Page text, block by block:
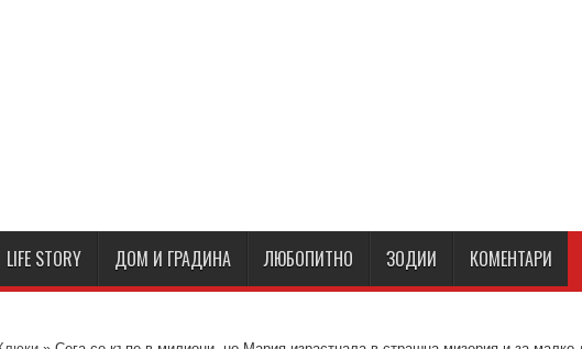
LIFE STORY ДОМ И ГРАДИНА ЛЮБОПИТНО ЗОДИИ КОМЕНТАРИ